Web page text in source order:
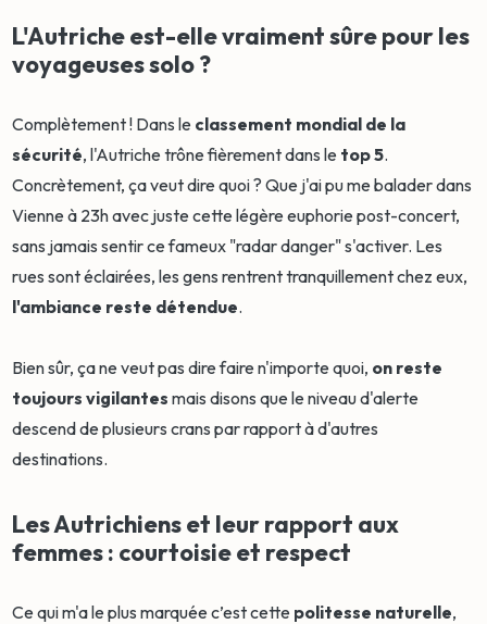
L'Autriche est-elle vraiment sûre pour les
voyageuses solo ?
Complètement ! Dans le classement mondial de la
sécurité, l'Autriche trône fièrement dans le top 5.
Concrètement, ça veut dire quoi ? Que j'ai pu me balader dans
Vienne à 23h avec juste cette légère euphorie post-concert,
sans jamais sentir ce fameux "radar danger" s'activer. Les
rues sont éclairées, les gens rentrent tranquillement chez eux,
l'ambiance reste détendue.
Bien sûr, ça ne veut pas dire faire n'importe quoi, on reste
toujours vigilantes mais disons que le niveau d'alerte
descend de plusieurs crans par rapport à d'autres
destinations.
Les Autrichiens et leur rapport aux
femmes : courtoisie et respect
Ce qui m'a le plus marquée c’est cette politesse naturelle,